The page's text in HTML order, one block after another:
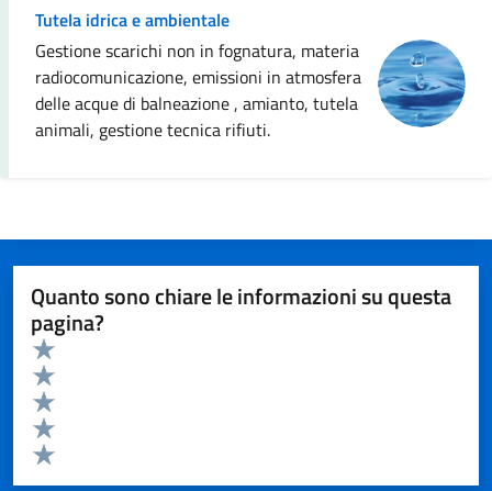
Tutela idrica e ambientale
Gestione scarichi non in fognatura, materia
radiocomunicazione, emissioni in atmosfera
delle acque di balneazione , amianto, tutela
animali, gestione tecnica rifiuti.
Quanto sono chiare le informazioni su questa
pagina?
Valuta da 1 a 5 stelle la pagina
Valuta 5 stelle su 5
Valuta 4 stelle su 5
Valuta 3 stelle su 5
Valuta 2 stelle su 5
Valuta 1 stelle su 5